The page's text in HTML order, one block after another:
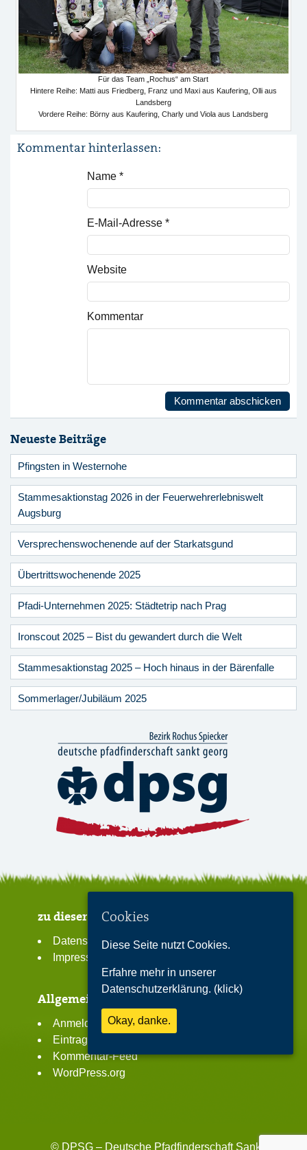
Für das Team „Rochus“ am Start
Hintere Reihe: Matti aus Friedberg, Franz und Maxi aus Kaufering, Olli aus
Landsberg
Vordere Reihe: Börny aus Kaufering, Charly und Viola aus Landsberg
Kommentar hinterlassen:
Name *
E-Mail-Adresse *
Website
Kommentar
Neueste Beiträge
Pfingsten in Westernohe
Stammesaktionstag 2026 in der Feuerwehrerlebniswelt
Augsburg
Versprechenswochenende auf der Starkatsgund
Übertrittswochenende 2025
Pfadi-Unternehmen 2025: Städtetrip nach Prag
Ironscout 2025 – Bist du gewandert durch die Welt
Stammesaktionstag 2025 – Hoch hinaus in der Bärenfalle
Sommerlager/Jubiläum 2025
zu dieser Seite
Datenschutzerklärung
Impressum
Allgemeines
Anmelden
Eintrags-Feed
Kommentar-Feed
WordPress.org
© DPSG – Deutsche Pfadfinderschaft Sankt Georg
Cookies
Diese Seite nutzt Cookies.
Erfahre mehr in unserer
Datenschutzerklärung. (klick)
Okay, danke.